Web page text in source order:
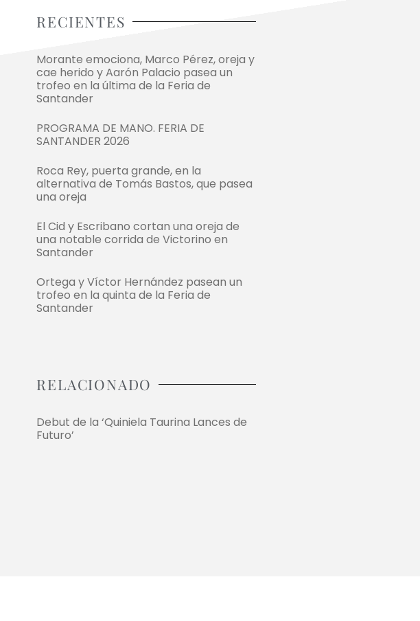
RECIENTES
Morante emociona, Marco Pérez, oreja y
cae herido y Aarón Palacio pasea un
trofeo en la última de la Feria de
Santander
PROGRAMA DE MANO. FERIA DE
SANTANDER 2026
Roca Rey, puerta grande, en la
alternativa de Tomás Bastos, que pasea
una oreja
El Cid y Escribano cortan una oreja de
una notable corrida de Victorino en
Santander
Ortega y Víctor Hernández pasean un
trofeo en la quinta de la Feria de
Santander
RELACIONADO
Debut de la ‘Quiniela Taurina Lances de
Futuro’